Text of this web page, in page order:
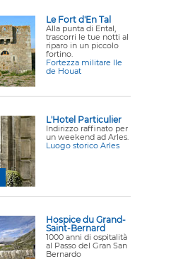
Le Fort d'En Tal
Alla punta di Ental,
trascorri le tue notti al
riparo in un piccolo
fortino.
Fortezza militare Ile
de Houat
L'Hotel Particulier
Indirizzo raffinato per
un weekend ad Arles.
Luogo storico Arles
Hospice du Grand-
Saint-Bernard
1000 anni di ospitalità
al Passo del Gran San
Bernardo